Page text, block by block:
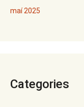
maí 2025
Categories